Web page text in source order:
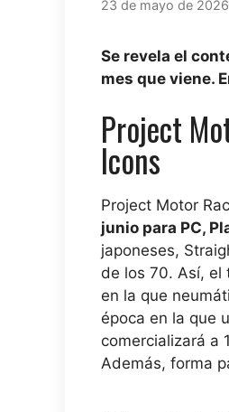
23 de mayo de 2026
Se revela el
mes que viene.
Project
Icons
Project Motor
junio para PC,
japoneses,
de los 70. Así, el
en la que
época en la que
comercializará a
Además, forma